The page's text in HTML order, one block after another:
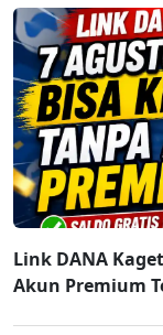
Link DANA
Akun Premium